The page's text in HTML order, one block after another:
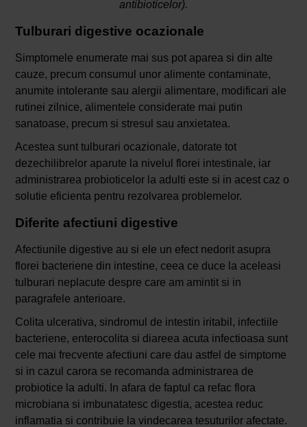
antibioticelor).
Tulburari digestive ocazionale
Simptomele enumerate mai sus pot aparea si din alte
cauze, precum consumul unor alimente contaminate,
anumite intolerante sau alergii alimentare, modificari ale
rutinei zilnice, alimentele considerate mai putin
sanatoase, precum si stresul sau anxietatea.
Acestea sunt tulburari ocazionale, datorate tot
dezechilibrelor aparute la nivelul florei intestinale, iar
administrarea probioticelor la adulti este si in acest caz o
solutie eficienta pentru rezolvarea problemelor.
Diferite afectiuni digestive
Afectiunile digestive au si ele un efect nedorit asupra
florei bacteriene din intestine, ceea ce duce la aceleasi
tulburari neplacute despre care am amintit si in
paragrafele anterioare.
Colita ulcerativa, sindromul de intestin iritabil, infectiile
bacteriene, enterocolita si diareea acuta infectioasa sunt
cele mai frecvente afectiuni care dau astfel de simptome
si in cazul carora se recomanda administrarea de
probiotice la adulti. In afara de faptul ca refac flora
microbiana si imbunatatesc digestia, acestea reduc
inflamatia si contribuie la vindecarea tesuturilor afectate.